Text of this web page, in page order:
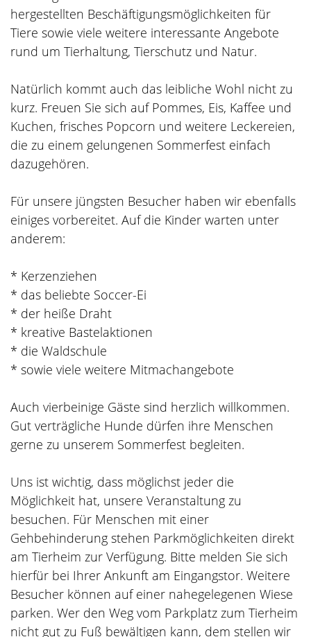
hergestellten Beschäftigungsmöglichkeiten für
Tiere sowie viele weitere interessante Angebote
rund um Tierhaltung, Tierschutz und Natur.
Natürlich kommt auch das leibliche Wohl nicht zu
kurz. Freuen Sie sich auf Pommes, Eis, Kaffee und
Kuchen, frisches Popcorn und weitere Leckereien,
die zu einem gelungenen Sommerfest einfach
dazugehören.
Für unsere jüngsten Besucher haben wir ebenfalls
einiges vorbereitet. Auf die Kinder warten unter
anderem:
* Kerzenziehen
* das beliebte Soccer-Ei
* der heiße Draht
* kreative Bastelaktionen
* die Waldschule
* sowie viele weitere Mitmachangebote
Auch vierbeinige Gäste sind herzlich willkommen.
Gut verträgliche Hunde dürfen ihre Menschen
gerne zu unserem Sommerfest begleiten.
Uns ist wichtig, dass möglichst jeder die
Möglichkeit hat, unsere Veranstaltung zu
besuchen. Für Menschen mit einer
Gehbehinderung stehen Parkmöglichkeiten direkt
am Tierheim zur Verfügung. Bitte melden Sie sich
hierfür bei Ihrer Ankunft am Eingangstor. Weitere
Besucher können auf einer nahegelegenen Wiese
parken. Wer den Weg vom Parkplatz zum Tierheim
nicht gut zu Fuß bewältigen kann, dem stellen wir